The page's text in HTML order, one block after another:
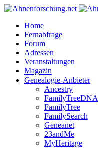
Home
Fernabfrage
Forum
Adressen
Veranstaltungen
Magazin
Genealogie-Anbieter
Ancestry
FamilyTreeDNA
FamilyTree
FamilySearch
Geneanet
23andMe
MyHeritage